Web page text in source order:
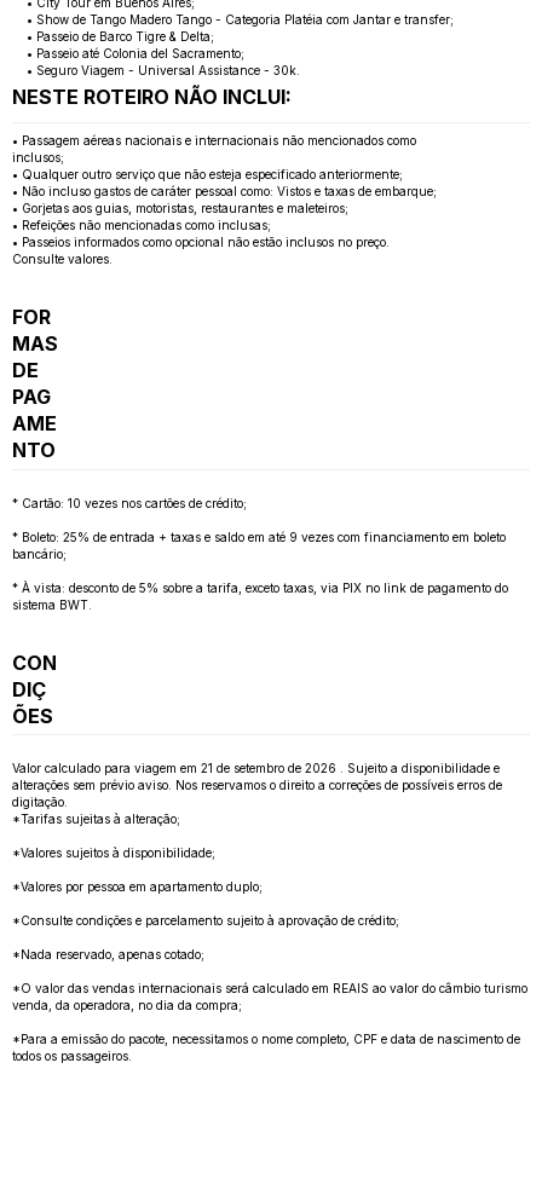
• Show de Tango Madero Tango - Categoria Platéia com Jantar e transfer;
• Passeio de Barco Tigre & Delta;
• Passeio até Colonia del Sacramento;
• Seguro Viagem - Universal Assistance - 30k.
NESTE ROTEIRO NÃO INCLUI:
• Passagem aéreas nacionais e internacionais não mencionados como
inclusos;
• Qualquer outro serviço que não esteja especificado anteriormente;
• Não incluso gastos de caráter pessoal como: Vistos e taxas de embarque;
• Gorjetas aos guias, motoristas, restaurantes e maleteiros;
• Refeições não mencionadas como inclusas;
• Passeios informados como opcional não estão inclusos no preço.
Consulte valores.
FOR
MAS
DE
PAG
AME
NTO
* Cartão: 10 vezes nos cartões de crédito;
* Boleto: 25% de entrada + taxas e saldo em até 9 vezes com financiamento em boleto
bancário;
* À vista: desconto de 5% sobre a tarifa, exceto taxas, via PIX no link de pagamento do
sistema BWT.
CON
DIÇ
ÕES
Valor calculado para viagem em 21 de setembro de 2026 . Sujeito a disponibilidade e
alterações sem prévio aviso. Nos reservamos o direito a correções de possíveis erros de
digitação.
*Tarifas sujeitas à alteração;
*Valores sujeitos à disponibilidade;
*Valores por pessoa em apartamento duplo;
*Consulte condições e parcelamento sujeito à aprovação de crédito;
*Nada reservado, apenas cotado;
*O valor das vendas internacionais será calculado em REAIS ao valor do câmbio turismo
venda, da operadora, no dia da compra;
*Para a emissão do pacote, necessitamos o nome completo, CPF e data de nascimento de
todos os passageiros.